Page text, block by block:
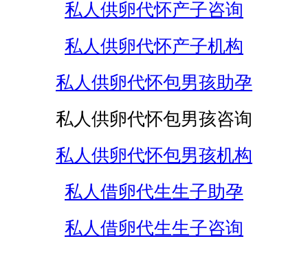
私人供卵代怀产子咨询
私人供卵代怀产子机构
私人供卵代怀包男孩助孕
私人供卵代怀包男孩咨询
私人供卵代怀包男孩机构
私人借卵代生生子助孕
私人借卵代生生子咨询